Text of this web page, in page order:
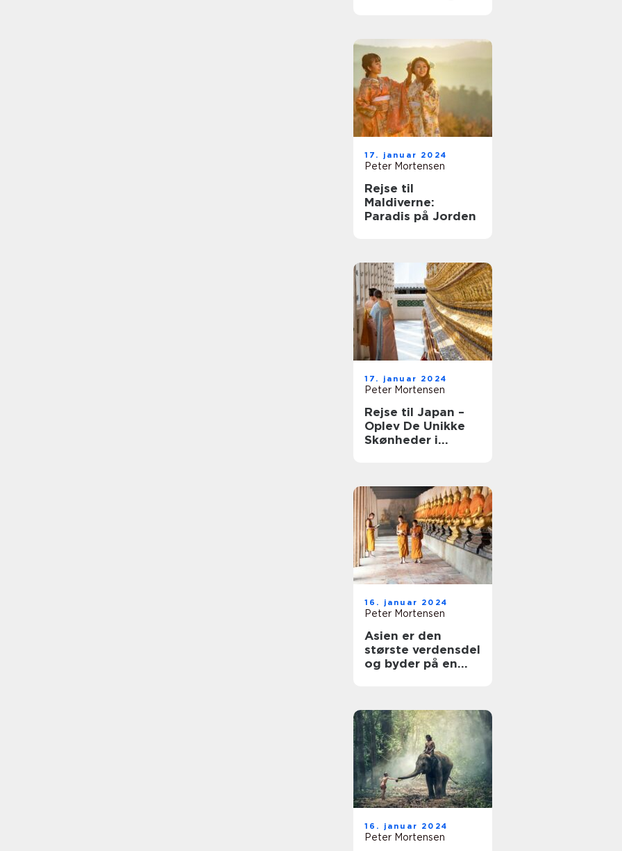
17. januar 2024
Peter Mortensen
Rejse til
Maldiverne:
Paradis på Jorden
17. januar 2024
Peter Mortensen
Rejse til Japan –
Oplev De Unikke
Skønheder i
16. januar 2024
Peter Mortensen
Asien er den
største verdensdel
og byder på en
landskaber
16. januar 2024
Peter Mortensen